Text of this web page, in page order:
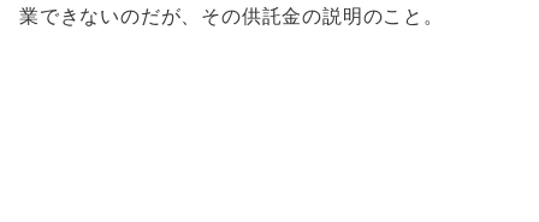
業できないのだが、その供託金の説明のこと。